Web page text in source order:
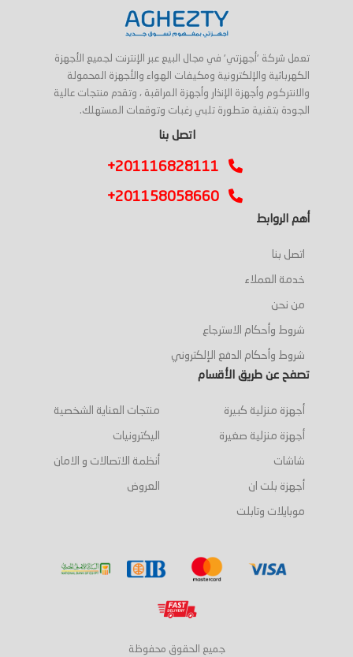
تعمل شركة 'أجهزتي' في مجال البيع عبر الإنترنت لجميع الأجهزة
الكهربائية والإلكترونية ومكيفات الهواء والأجهزة المحمولة
والانتركوم وأجهزة الإنذار وأجهزة المراقبة ، وتقدم منتجات عالية
الجودة بتقنية متطورة تلبي رغبات وتوقعات المستهلك.
اتصل بنا
+201116828111
+201158058660
أهم الروابط
اتصل بنا
خدمة العملاء
من نحن
شروط وأحكام الاسترجاع
شروط وأحكام الدفع الإلكتروني
تصفح عن طريق الأقسام
أجهزة منزلية كبيرة
أجهزة منزلية صغيرة
شاشات
أجهزة بلت ان
موبايلات وتابلت
منتجات العناية الشخصية
اليكترونيات
أنظمة الاتصالات و الامان
العروض
جميع الحقوق محفوظة